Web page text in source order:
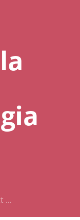
…